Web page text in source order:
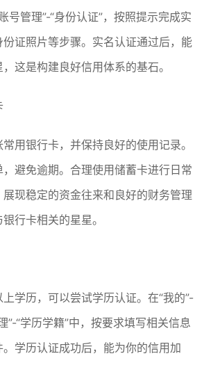
号管理”-“身份认证”，按照提示完成实
证照片等步骤。实名认证通过后，能
这是构建良好信用体系的基石。
用银行卡，并保持良好的使用记录。
避免逾期。合理使用储蓄卡进行日常
现稳定的资金往来和良好的财务管理
行卡相关的星星。
学历，可以尝试学历认证。在“我的”-
”-“学历学籍”中，按要求填写相关信息
学历认证成功后，能为你的信用加